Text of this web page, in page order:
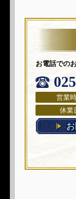
お電話での
営業
休業